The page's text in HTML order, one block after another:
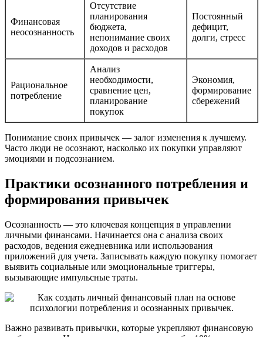
Финансовая
неосознанность
Отсутствие
планирования
бюджета,
непонимание своих
доходов и расходов
Постоянный
дефицит,
долги, стресс
Рациональное
потребление
Анализ
необходимости,
сравнение цен,
планирование
покупок
Экономия,
формирование
сбережений
Понимание своих привычек — залог изменения к лучшему.
Часто люди не осознают, насколько их покупки управляют
эмоциями и подсознанием.
Практики осознанного потребления и
формирования привычек
Осознанность — это ключевая концепция в управлении
личными финансами. Начинается она с анализа своих
расходов, ведения ежедневника или использования
приложений для учета. Записывать каждую покупку помогает
выявить социальные или эмоциональные триггеры,
вызывающие импульсные траты.
Важно развивать привычки, которые укрепляют финансовую